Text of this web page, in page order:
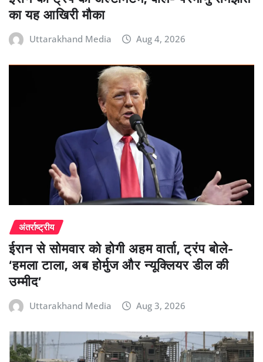
का यह आखिरी मौका
Uttarakhand Media Aug 4, 2026
अंतर्राष्ट्रीय
ईरान से सोमवार को होगी अहम वार्ता, ट्रंप बोले-
‘हमला टाला, अब होर्मुज और न्यूक्लियर डील की
उम्मीद’
Uttarakhand Media Aug 3, 2026